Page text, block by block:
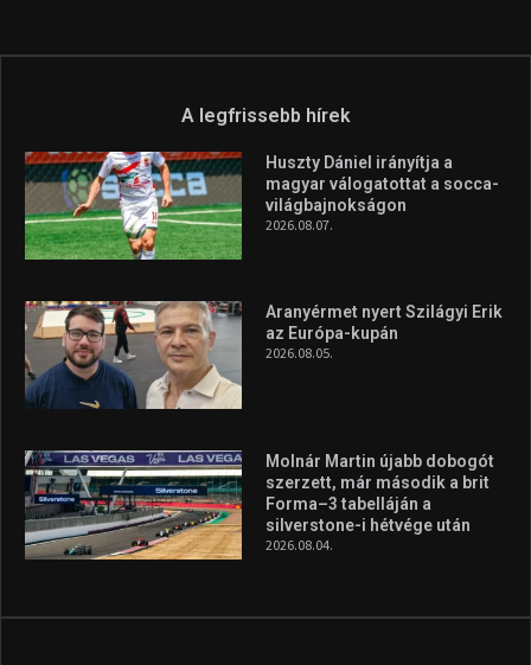
A legfrissebb hírek
Huszty Dániel irányítja a
magyar válogatottat a socca-
világbajnokságon
2026.08.07.
Aranyérmet nyert Szilágyi Erik
az Európa-kupán
2026.08.05.
Molnár Martin újabb dobogót
szerzett, már második a brit
Forma–3 tabelláján a
silverstone-i hétvége után
2026.08.04.